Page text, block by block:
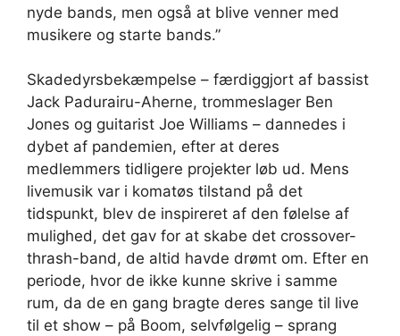
nyde bands, men også at blive venner med
musikere og starte bands.”
Skadedyrsbekæmpelse – færdiggjort af bassist
Jack Padurairu-Aherne, trommeslager Ben
Jones og guitarist Joe Williams – dannedes i
dybet af pandemien, efter at deres
medlemmers tidligere projekter løb ud. Mens
livemusik var i komatøs tilstand på det
tidspunkt, blev de inspireret af den følelse af
mulighed, det gav for at skabe det crossover-
thrash-band, de altid havde drømt om. Efter en
periode, hvor de ikke kunne skrive i samme
rum, da de en gang bragte deres sange til live
til et show – på Boom, selvfølgelig – sprang